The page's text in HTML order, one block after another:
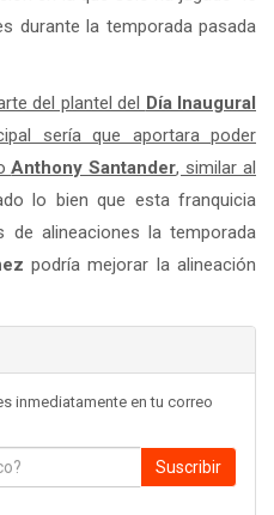
durante la temporada pasada
del plantel del Día Inaugural
sería que aportara poder
Anthony Santander, similar al
lo bien que esta franquicia
de alineaciones la temporada
podría mejorar la alineación
inmediatamente en tu correo
Suscribir